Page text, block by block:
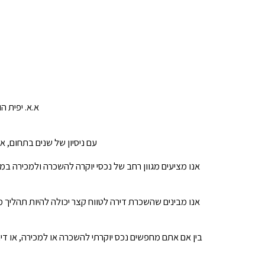
א.א. יפית
עם ניסיון של שנים
אנו מציעים מגוון רחב של נכסי יוקרה להשכרה ולמכירה
אנו מבינים שהשכרת דירה לטווח קצר יכולה להיות
בין אם אתם מחפשים נכס יוקרתי להשכרה או למכירה, או